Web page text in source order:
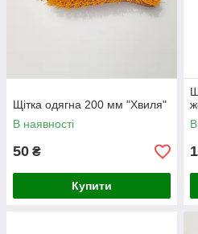
Щітка одягна 200 мм "Хвиля"
В наявності
50 ₴
Купити